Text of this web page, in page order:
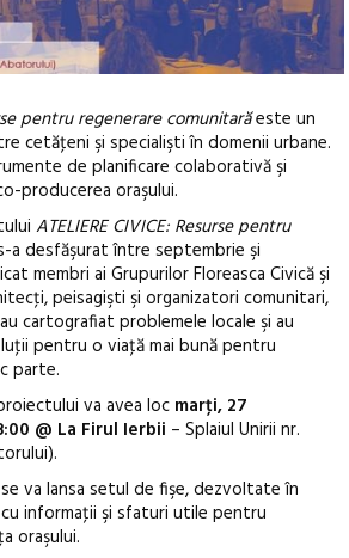
pentru regenerare comunitarăeste un
cetăţeni şi specialişti în domenii urbane.
de planificare colaborativă şi
producerea oraşului.
ATELIERE CIVICE: Resurse pentru
a desfăşurat între septembrie şi
membri ai Grupurilor Floreasca Civică şi
peisagişti şi organizatori comunitari,
cartografiat problemele locale şi au
pentru o viaţă mai bună pentru
parte.
va avea loc marţi, 27
@ La Firul Ierbii – Splaiul Unirii nr.
va lansa setul de fişe, dezvoltate în
informaţii şi sfaturi utile pentru
oraşului.